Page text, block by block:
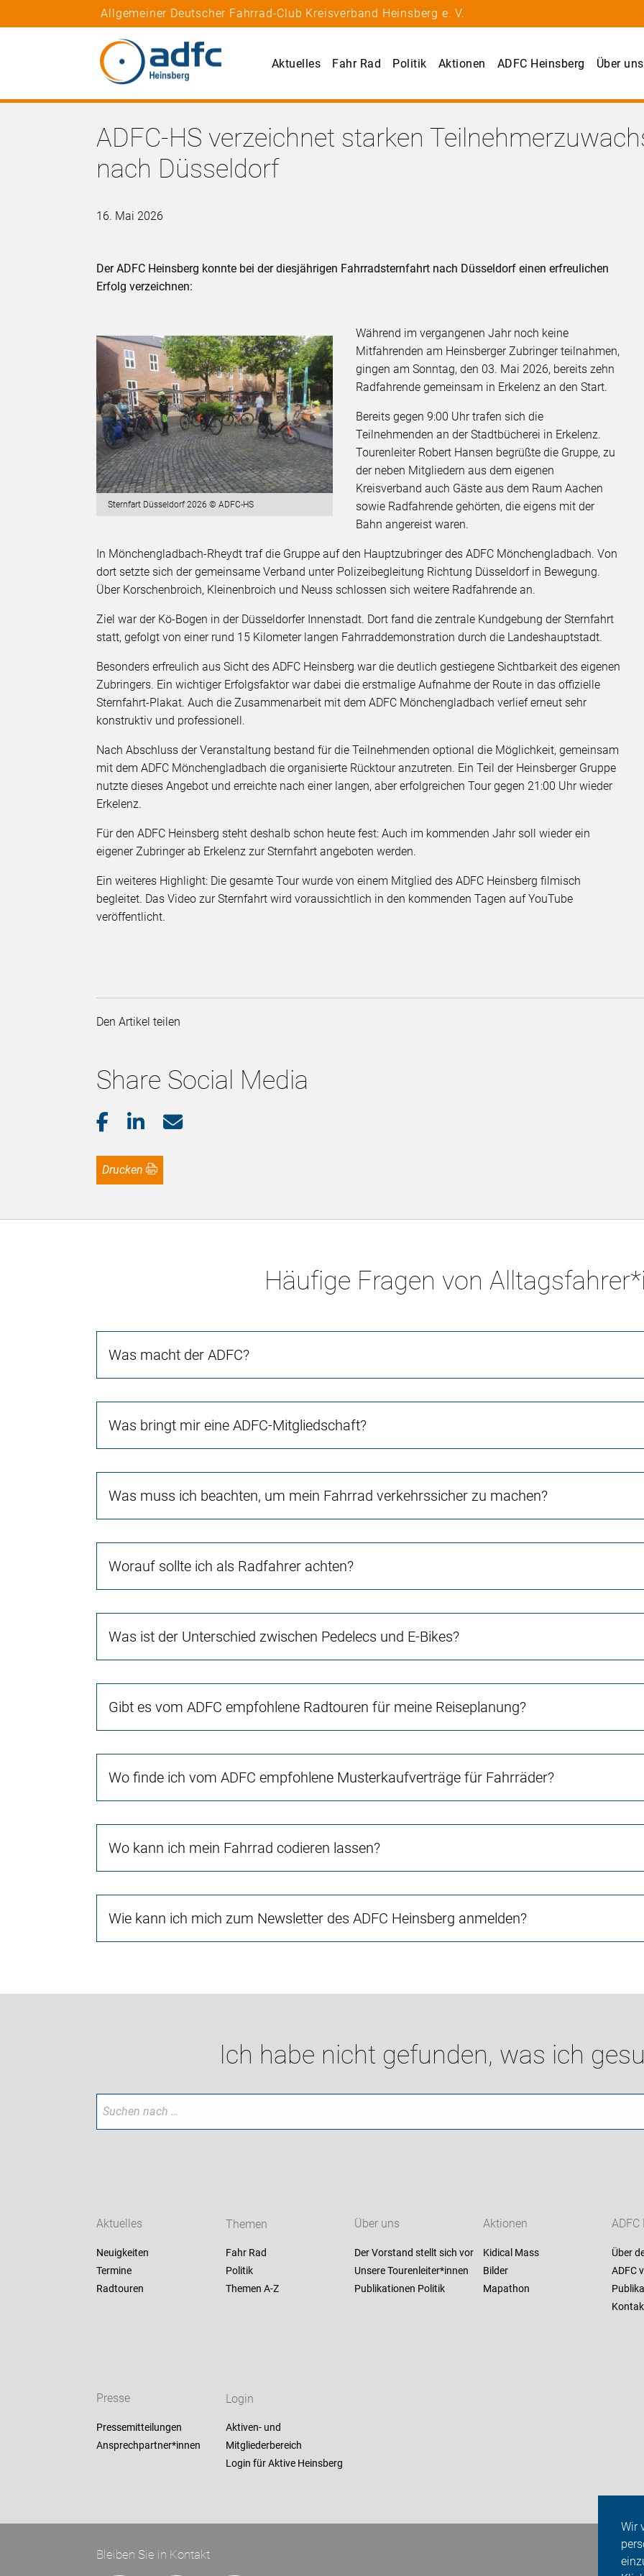
Wir
Allgemeiner Deutscher Fahrrad-Club Kreisverband Heinsberg e. V.
Aktuelles Fahr Rad Politik Aktionen ADFC Heinsberg Über uns
ADFC-HS verzeichnet starken
nach Düsseldorf
16. Mai 2026
Der ADFC Heinsberg konnte bei der diesjährigen Fahrradsternfahrt nach Düsseldorf einen erfreulichen
Erfolg verzeichnen:
Sternfart Düsseldorf 2026 © ADFC-HS
Während im vergangenen Jahr noch keine
Mitfahrenden am Heinsberger Zubringer teilnahmen,
gingen am Sonntag, den 03. Mai 2026, bereits zehn
Radfahrende gemeinsam in Erkelenz an den Start.
Bereits gegen 9:00 Uhr trafen sich die
Teilnehmenden an der Stadtbücherei in Erkelenz.
Tourenleiter Robert Hansen begrüßte die Gruppe, zu
der neben Mitgliedern aus dem eigenen
Kreisverband auch Gäste aus dem Raum Aachen
sowie Radfahrende gehörten, die eigens mit der
Bahn angereist waren.
In Mönchengladbach-Rheydt traf die Gruppe auf den Hauptzubringer des ADFC Mönchengladbach. Von
dort setzte sich der gemeinsame Verband unter Polizeibegleitung Richtung Düsseldorf in Bewegung.
Über Korschenbroich, Kleinenbroich und Neuss schlossen sich weitere Radfahrende an.
Ziel war der Kö-Bogen in der Düsseldorfer Innenstadt. Dort fand die zentrale Kundgebung der Sternfahrt
statt, gefolgt von einer rund 15 Kilometer langen Fahrraddemonstration durch die Landeshauptstadt.
Besonders erfreulich aus Sicht des ADFC Heinsberg war die deutlich gestiegene Sichtbarkeit des eigenen
Zubringers. Ein wichtiger Erfolgsfaktor war dabei die erstmalige Aufnahme der Route in das offizielle
Sternfahrt-Plakat. Auch die Zusammenarbeit mit dem ADFC Mönchengladbach verlief erneut sehr
konstruktiv und professionell.
Nach Abschluss der Veranstaltung bestand für die Teilnehmenden optional die Möglichkeit, gemeinsam
mit dem ADFC Mönchengladbach die organisierte Rücktour anzutreten. Ein Teil der Heinsberger Gruppe
nutzte dieses Angebot und erreichte nach einer langen, aber erfolgreichen Tour gegen 21:00 Uhr wieder
Erkelenz.
Für den ADFC Heinsberg steht deshalb schon heute fest: Auch im kommenden Jahr soll wieder ein
eigener Zubringer ab Erkelenz zur Sternfahrt angeboten werden.
Ein weiteres Highlight: Die gesamte Tour wurde von einem Mitglied des ADFC Heinsberg filmisch
begleitet. Das Video zur Sternfahrt wird voraussichtlich in den kommenden Tagen auf YouTube
veröffentlicht.
Den Artikel teilen
Share Social Media
Drucken
Häufige Fragen von
Was macht der ADFC?
Was bringt mir eine ADFC-Mitgliedschaft?
Was muss ich beachten, um mein Fahrrad verkehrssicher zu machen?
Worauf sollte ich als Radfahrer achten?
Was ist der Unterschied zwischen Pedelecs und E-Bikes?
Gibt es vom ADFC empfohlene Radtouren für meine Reiseplanung?
Wo finde ich vom ADFC empfohlene Musterkaufverträge für Fahrräder?
Wo kann ich mein Fahrrad codieren lassen?
Wie kann ich mich zum Newsletter des ADFC Heinsberg anmelden?
Ich habe nicht gefunden, was ich
Aktuelles
Neuigkeiten
Termine
Radtouren
Themen
Fahr Rad
Politik
Themen A-Z
Über uns
Der Vorstand stellt sich vor
Unsere Tourenleiter*innen
Publikationen Politik
Aktionen
Kidical Mass
Bilder
Mapathon
ADFC
Über
ADFC
Presse
Pressemitteilungen
Ansprechpartner*innen
Login
Aktiven- und
Mitgliederbereich
Login für Aktive Heinsberg
Bleiben Sie in Kontakt